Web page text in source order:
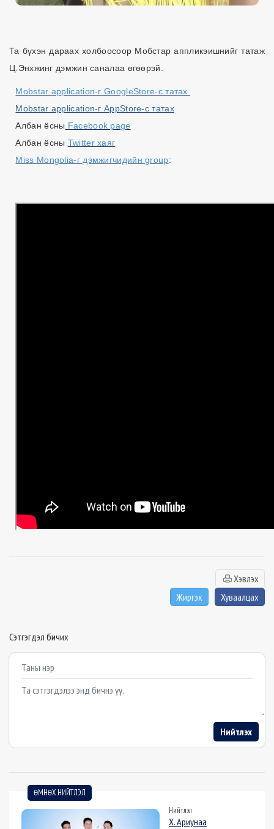
Та бүхэн дараах холбоосоор Мобстар аппликэишнийг татаж
Ц.Энхжинг дэмжин саналаа өгөөрэй.
Mobstar application-г GoogleStore-с татах
Mobstar application-г AppStore-с татах
Aлбан ёсны Facebook page
Албан ёсны Twitter хаяг
Miss Mongolia-г дэмжигчидийн group:
Хэвлэх
Жиргэх
Хуваалцах
Сэтгэгдэл бичих
Example textarea
Нийтлэх
ӨМНӨХ НИЙТЛЭЛ
Нийтлэл
Х. Ариунаа